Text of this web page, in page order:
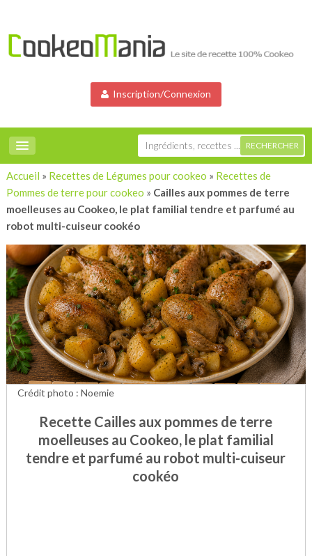
Inscription/Connexion
Accueil » Recettes de Légumes pour cookeo » Recettes de
Pommes de terre pour cookeo » Cailles aux pommes de terre
moelleuses au Cookeo, le plat familial tendre et parfumé au
robot multi-cuiseur cookéo
Recette Cailles aux pommes de terre
moelleuses au Cookeo, le plat familial
tendre et parfumé au robot multi-cuiseur
cookéo
Crédit photo : Noemie